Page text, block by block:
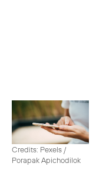
Credits: Pexels /
Porapak Apichodilok